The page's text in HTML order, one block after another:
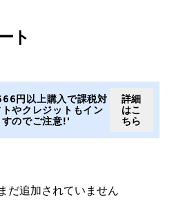
ト
円以上購入で課税対
やクレジットもイン
のでご注意!'
詳細
はこ
ちら
だ追加されていません